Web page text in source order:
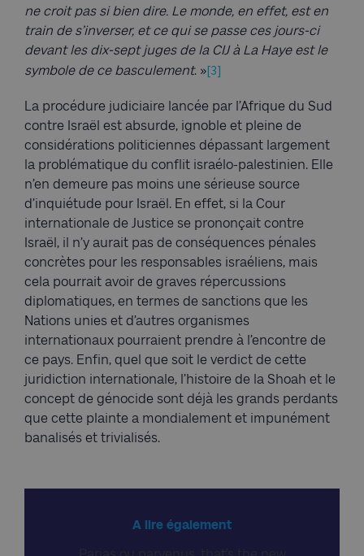
ne croit pas si bien dire. Le monde, en effet, est en
train de s’inverser, et ce qui se passe ces jours-ci
devant les dix-sept juges de la CIJ à La Haye est le
symbole de ce basculement. »[3]
La procédure judiciaire lancée par l’Afrique du Sud
contre Israël est absurde, ignoble et pleine de
considérations politiciennes dépassant largement
la problématique du conflit israélo-palestinien. Elle
n’en demeure pas moins une sérieuse source
d’inquiétude pour Israël. En effet, si la Cour
internationale de Justice se prononçait contre
Israël, il n’y aurait pas de conséquences pénales
concrètes pour les responsables israéliens, mais
cela pourrait avoir de graves répercussions
diplomatiques, en termes de sanctions que les
Nations unies et d’autres organismes
internationaux pourraient prendre à l’encontre de
ce pays. Enfin, quel que soit le verdict de cette
juridiction internationale, l’histoire de la Shoah et le
concept de génocide sont déjà les grands perdants
que cette plainte a mondialement et impunément
banalisés et trivialisés.
A lire également